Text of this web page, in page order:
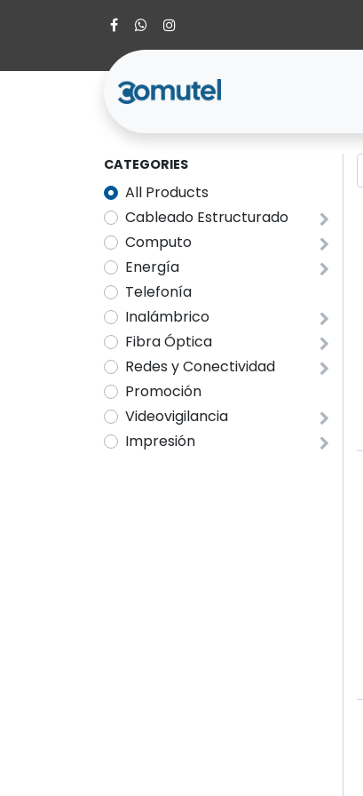
CATEGORIES
All Products
Cableado Estructurado
Computo
Energía
Telefonía
Inalámbrico
Fibra Óptica
Redes y Conectividad
Promoción
Videovigilancia
Impresión